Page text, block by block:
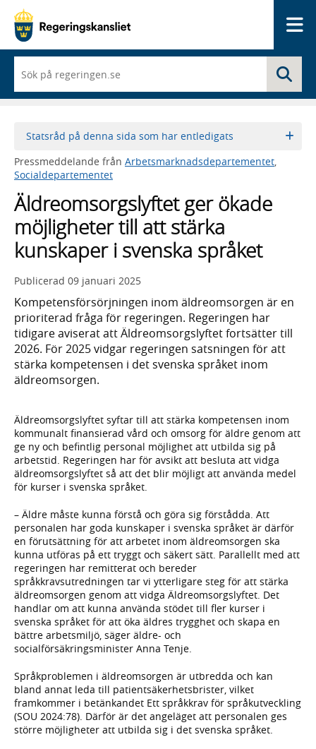
du
börjar
skriva
framträder
lista
med
sökförslag
Statsråd på denna sida som har entledigats
Pressmeddelande från Arbetsmarknadsdepartementet
Socialdepartementet
Äldreomsorgslyftet ger ökade
möjligheter till att stärka
kunskaper i svenska språket
Publicerad 09 januari 2025
Kompetensförsörjningen inom äldreomsorgen är en
prioriterad fråga för regeringen. Regeringen har
tidigare aviserat att Äldreomsorgslyftet fortsätter till
2026. För 2025 vidgar regeringen satsningen för att
stärka kompetensen i det svenska språket inom
äldreomsorgen.
Äldreomsorgslyftet syftar till att stärka kompetensen inom
kommunalt finansierad vård och omsorg för äldre genom att
ge ny och befintlig personal möjlighet att utbilda sig på
arbetstid. Regeringen har för avsikt att besluta att vidga
äldreomsorgslyftet så att det blir möjligt att använda medel
för kurser i svenska språket.
– Äldre måste kunna förstå och göra sig förstådda. Att
personalen har goda kunskaper i svenska språket är därför
en förutsättning för att arbetet inom äldreomsorgen ska
kunna utföras på ett tryggt och säkert sätt. Parallellt med att
regeringen har remitterat och bereder
språkkravsutredningen tar vi ytterligare steg för att stärka
äldreomsorgen genom att vidga Äldreomsorgslyftet. Det
handlar om att kunna använda stödet till fler kurser i
svenska språket för att öka äldres trygghet och skapa en
bättre arbetsmiljö, säger äldre- och
socialförsäkringsminister Anna Tenje.
Språkproblemen i äldreomsorgen är utbredda och kan
bland annat leda till patientsäkerhetsbrister, vilket
framkommer i betänkandet Ett språkkrav för språkutveckling
(SOU 2024:78). Därför är det angeläget att personalen ges
större möjligheter att utbilda sig i det svenska språket.